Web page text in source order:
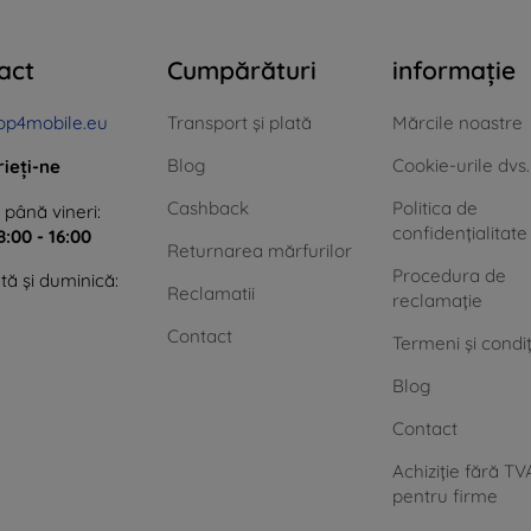
ne
vineri:
- 16:00
și duminică:
Cumpărături
Transport și plată
Blog
Cashback
Returnarea mărfurilor
Reclamatii
Contact
informație
Mărcile noastre
Cookie-urile dvs.
Politica de
confidențialitate
Procedura de
reclamație
Termeni și
Blog
Contact
Achiziție fără
pentru firme